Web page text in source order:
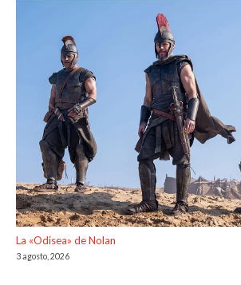
La «Odisea» de Nolan
3 agosto, 2026